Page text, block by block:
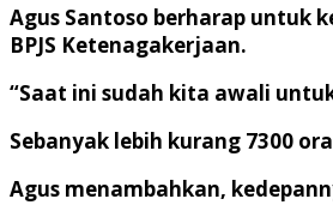
Agus Santoso berharap untuk
BPJS Ketenagakerjaan.
“Saat ini sudah kita awali
Sebanyak lebih kurang 7300
Agus menambahkan,